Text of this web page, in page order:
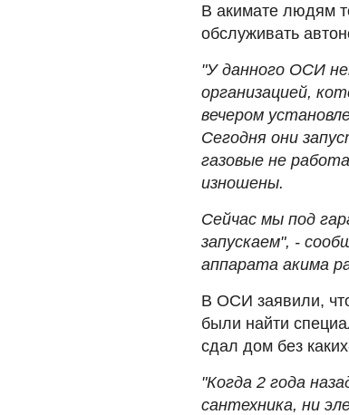
В акимате людям
обслуживать
"У данного ОСИ
организацией,
вечером
Сегодня они
газовые не
изношены.
Сейчас мы под
запускаем", -
аппарата акима
В ОСИ заявили,
были найти
сдал дом без
"Когда 2 года
сантехника, ни